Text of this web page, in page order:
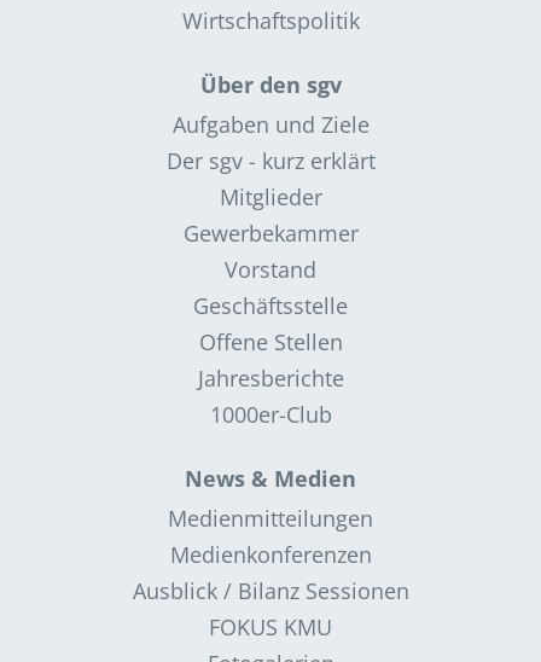
Wirtschaftspolitik
Über den sgv
Aufgaben und Ziele
Der sgv - kurz erklärt
Mitglieder
Gewerbekammer
Vorstand
Geschäftsstelle
Offene Stellen
Jahresberichte
1000er-Club
News & Medien
Medienmitteilungen
Medienkonferenzen
Ausblick / Bilanz Sessionen
FOKUS KMU